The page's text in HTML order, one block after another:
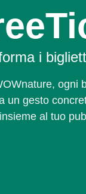
i
ogni
un gesto
al tuo